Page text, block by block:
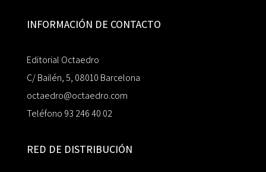
INFORMACIÓN DE CONTACTO
Editorial Octaedro
C/ Bailén, 5, 08010 Barcelona
octaedro@octaedro.com
Teléfono 93 246 40 02
RED DE DISTRIBUCIÓN